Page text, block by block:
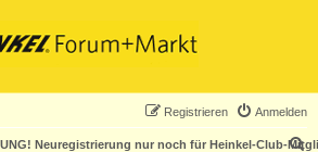
Anmelden
Registrieren
Neuregistrierung nur noch für Heinkel-Club-
S